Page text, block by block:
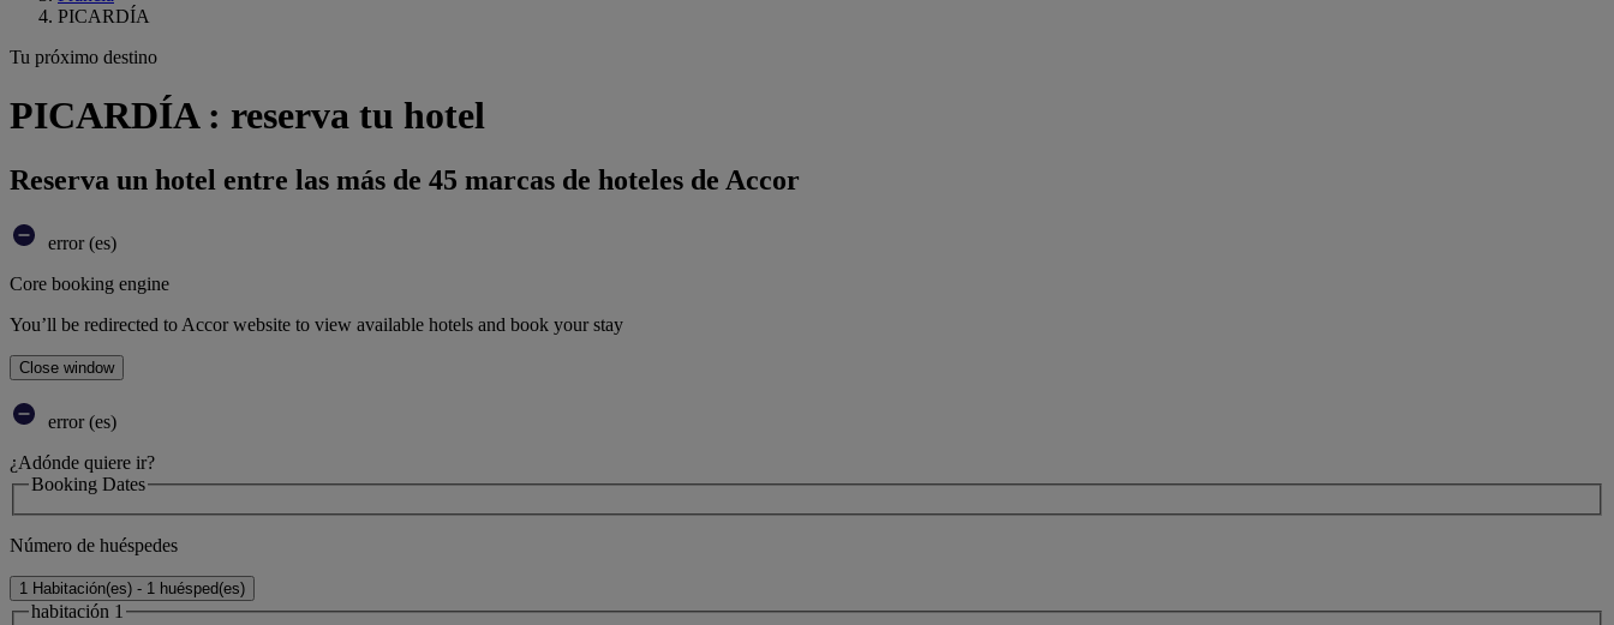
PICARDÍA
Tu próximo destino
PICARDÍA : reserva tu hotel
Reserva un hotel entre las más de 45 marcas de hoteles de Accor
error (es)
Core booking engine
You’ll be redirected to Accor website to view available hotels and book your stay
Close window
error (es)
¿Adónde quiere ir?
Booking Dates
Número de huéspedes
1 Habitación(es) - 1 huésped(es)
habitación 1